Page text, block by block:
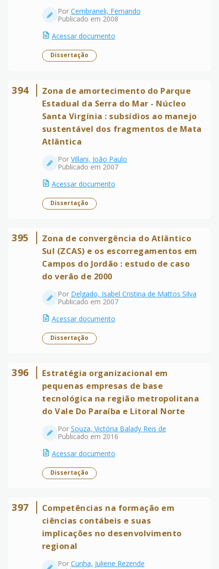
Por Cembraneli, Fernando
Publicado em 2008
Acessar documento
Dissertação
394
Zona de amortecimento do Parque
Estadual da Serra do Mar - Núcleo
Santa Virgínia : subsídios ao manejo
sustentável dos fragmentos de Mata
Atlântica
Por Villani, João Paulo
Publicado em 2007
Acessar documento
Dissertação
395
Zona de convergência do Atlântico
Sul (ZCAS) e os escorregamentos em
Campos do Jordão : estudo de caso
do verão de 2000
Por Delgado, Isabel Cristina de Mattos Silva
Publicado em 2007
Acessar documento
Dissertação
396
Estratégia organizacional em
pequenas empresas de base
tecnológica na região metropolitana
do Vale Do Paraíba e Litoral Norte
Por Souza, Victória Balady Reis de
Publicado em 2016
Acessar documento
Dissertação
397
Competências na formação em
ciências contábeis e suas
implicações no desenvolvimento
regional
Por Cunha, Juliene Rezende